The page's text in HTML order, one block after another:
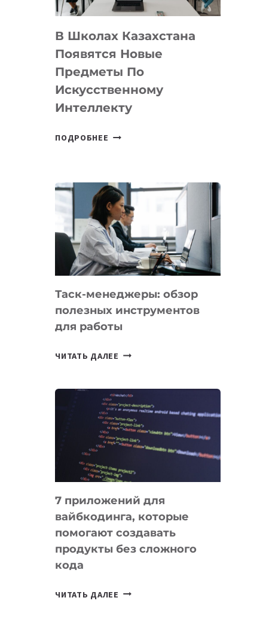
МЕЖДУНАРОДНУЮ
ДЛЯ
ТЕХНОЛОГИЧЕСКИХ
СТАРТАПОВ
В Школах Казахстана
Появятся Новые
Предметы По
Искусственному
Интеллекту
ПОДРОБНЕЕ
НОВЫЕ
ПРЕДМЕТЫ
ПО
ИСКУССТВЕННОМУ
ИНТЕЛЛЕКТУ
Таск-менеджеры: обзор
полезных инструментов
для работы
ЧИТАТЬ ДАЛЕЕ ТАСК-
ПОЛЕЗНЫХ
ИНСТРУМЕНТОВ
ДЛЯ
РАБОТЫ
7 приложений для
вайбкодинга, которые
помогают создавать
продукты без сложного
кода
ЧИТАТЬ ДАЛЕЕ